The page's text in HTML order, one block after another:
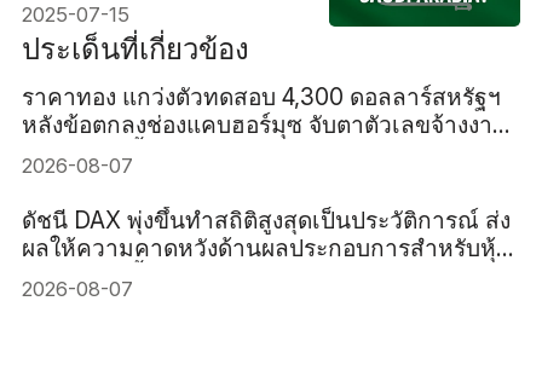
2025-07-15
ประเด็นที่เกี่ยวข้อง
ราคาทอง แกว่งตัวทดสอบ 4,300 ดอลลาร์สหรัฐฯ
หลังข้อตกลงช่องแคบฮอร์มุซ จับตาตัวเลขจ้างงาน
สหรัฐฯ คืนนี้
2026-08-07
ดัชนี DAX พุ่งขึ้นทำสถิติสูงสุดเป็นประวัติการณ์ ส่ง
ผลให้ความคาดหวังด้านผลประกอบการสำหรับหุ้น
เยอรมันสูงขึ้น
2026-08-07